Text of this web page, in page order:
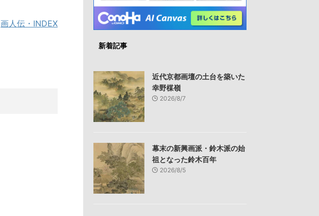
画人伝・INDEX
新着記事
近代京都画壇の土台を築いた
幸野楳嶺
2026/8/7
幕末の新興画派・鈴木派の始
祖となった鈴木百年
2026/8/5